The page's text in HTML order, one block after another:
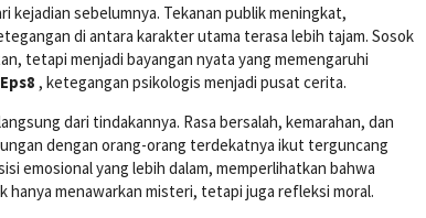
kejadian sebelumnya. Tekanan publik meningkat,
di antara karakter utama terasa lebih tajam. Sosok
tetapi menjadi bayangan nyata yang memengaruhi
, ketegangan psikologis menjadi pusat cerita.
dari tindakannya. Rasa bersalah, kemarahan, dan
dengan orang-orang terdekatnya ikut terguncang
emosional yang lebih dalam, memperlihatkan bahwa
hanya menawarkan misteri, tetapi juga refleksi moral.